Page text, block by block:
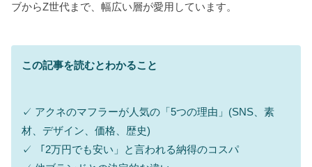
ブからZ世代まで、幅広い層が愛用しています。
この記事を読むとわかること
✓ アクネのマフラーが人気の「5つの理由」(SNS、素
材、デザイン、価格、歴史)
✓ 「2万円でも安い」と言われる納得のコスパ